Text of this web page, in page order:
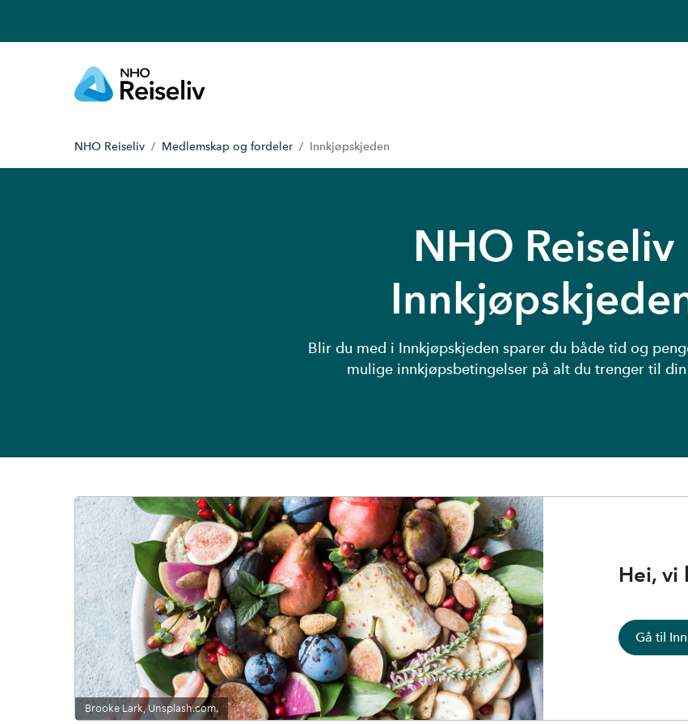
NHO Reiseliv Medlemskap og fordeler Innkjøpskjeden
NHO Reiseliv
Blir du med i Innkjøpskjeden sparer du både tid og
mulige innkjøpsbetingelser på alt du trenger til
Brooke Lark, Unsplash.com.
Hei, vi
Gå til